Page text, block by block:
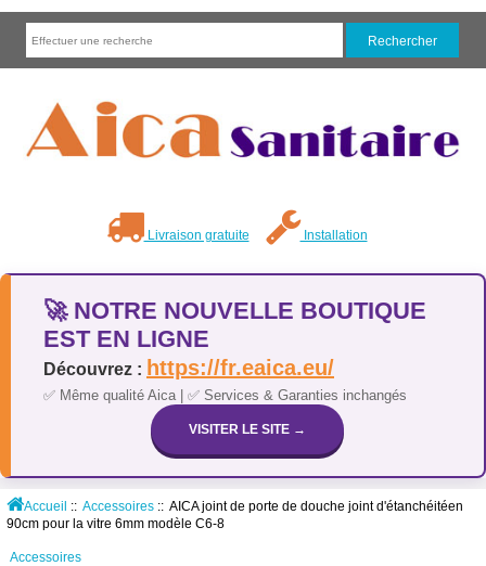
Livraison gratuite Installation
🚀 NOTRE NOUVELLE BOUTIQUE
EST EN LIGNE
Découvrez : https://fr.eaica.eu/
✅ Même qualité Aica | ✅ Services & Garanties inchangés
VISITER LE SITE →
Accueil :: Accessoires:: AICA joint de porte de douche joint d'étanchéitéen
90cm pour la vitre 6mm modèle C6-8
Accessoires